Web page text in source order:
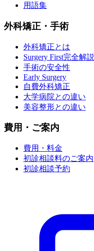
用語集
外科矯正・手術
外科矯正とは
Surgery First完全解説
手術の安全性
Early Surgery
自費外科矯正
大学病院との違い
美容整形との違い
費用・ご案内
費用・料金
初診相談料のご案内
初診相談予約